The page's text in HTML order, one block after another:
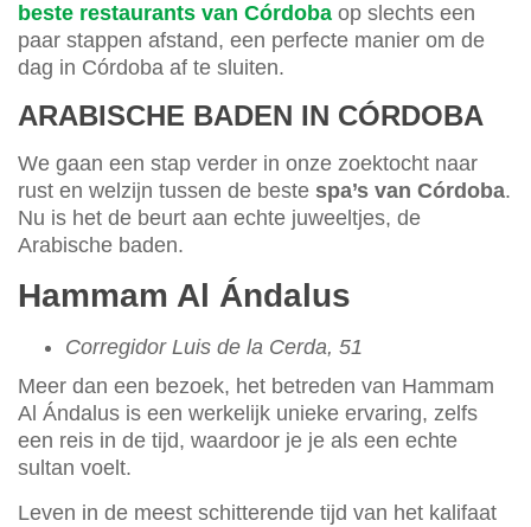
beste restaurants van Córdoba op slechts een
paar stappen afstand, een perfecte manier om de
dag in Córdoba af te sluiten.
ARABISCHE BADEN IN CÓRDOBA
We gaan een stap verder in onze zoektocht naar
rust en welzijn tussen de beste spa’s van Córdoba.
Nu is het de beurt aan echte juweeltjes, de
Arabische baden.
Hammam Al Ándalus
Corregidor Luis de la Cerda, 51
Meer dan een bezoek, het betreden van Hammam
Al Ándalus is een werkelijk unieke ervaring, zelfs
een reis in de tijd, waardoor je je als een echte
sultan voelt.
Leven in de meest schitterende tijd van het kalifaat